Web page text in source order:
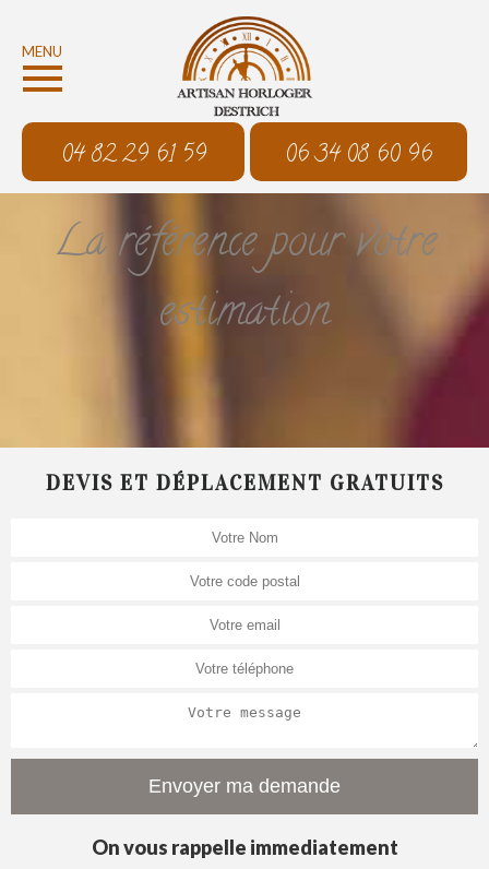
MENU
04 82 29 61 59 06 34 08 60 96
La référence pour votre
estimation
DEVIS ET DÉPLACEMENT GRATUITS
On vous rappelle immediatement